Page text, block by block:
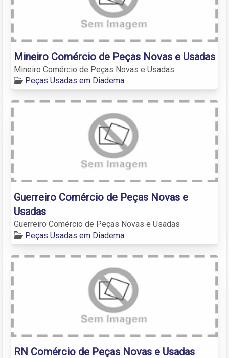
Mineiro Comércio de Peças Novas e Usadas
Mineiro Comércio de Peças Novas e Usadas
Peças Usadas em Diadema
Guerreiro Comércio de Peças Novas e
Usadas
Guerreiro Comércio de Peças Novas e Usadas
Peças Usadas em Diadema
RN Comércio de Peças Novas e Usadas